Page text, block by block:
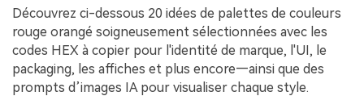
Découvrez ci-dessous 20 idées de palettes de couleurs
rouge orangé soigneusement sélectionnées avec les
codes HEX à copier pour l'identité de marque, l'UI, le
packaging, les affiches et plus encore—ainsi que des
prompts d’images IA pour visualiser chaque style.